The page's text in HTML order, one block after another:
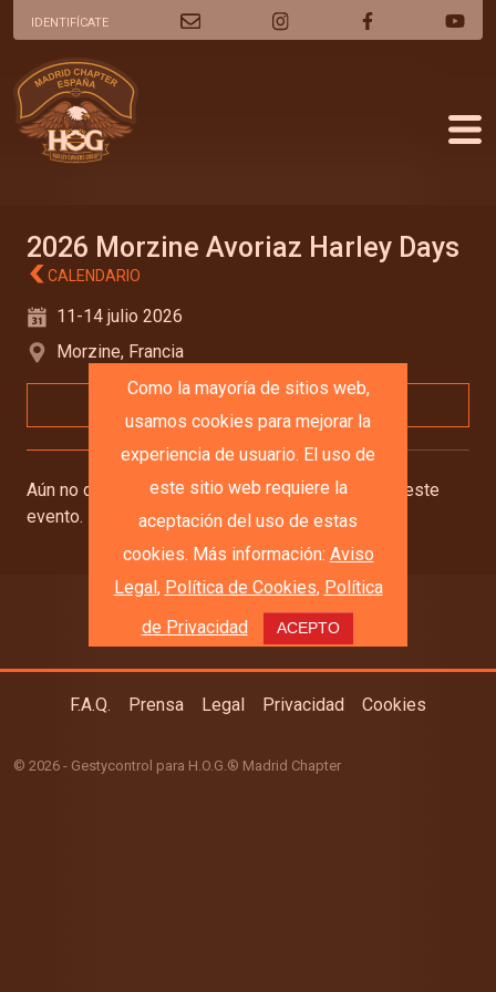
IDENTIFÍCATE
2026 Morzine Avoriaz Harley Days
CALENDARIO
11-14 julio 2026
Morzine, Francia
Aún no disponemos de información detallada de este
evento.
F.A.Q. Prensa Legal Privacidad Cookies
© 2026 - Gestycontrol para H.O.G.® Madrid Chapter
Como la mayoría de sitios web,
usamos cookies para mejorar la
experiencia de usuario. El uso de
este sitio web requiere la
aceptación del uso de estas
cookies. Más información: Aviso
Legal, Política de Cookies, Política
de Privacidad